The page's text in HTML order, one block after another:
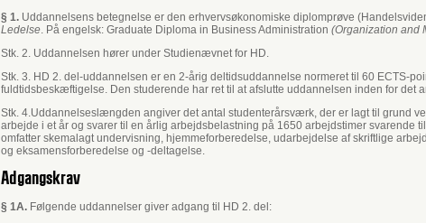
§ 1. Uddannelsens betegnelse er den erhvervsøkonomiske diplomprøve
Ledelse. På engelsk: Graduate Diploma in Business Administration (Organization and
Stk. 2. Uddannelsen hører under Studienævnet for HD.
Stk. 3. HD 2. del-uddannelsen er en 2-årig deltidsuddannelse normeret til 60 ECTS-
fuldtidsbeskæftigelse. Den studerende har ret til at afslutte uddannelsen inden for
Stk. 4.Uddannelseslængden angiver det antal studenterårsværk, der er lagt til grund
arbejde i et år og svarer til en årlig arbejdsbelastning på 1650 arbejdstimer svarende
omfatter skemalagt undervisning, hjemmeforberedelse, udarbejdelse af skriftlige
og eksamensforberedelse og -deltagelse.
Adgangskrav
§ 1A. Følgende uddannelser giver adgang til HD 2. del: